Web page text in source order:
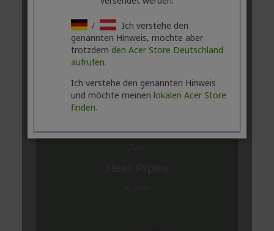
/
Ich verstehe den
genannten Hinweis, möchte aber
trotzdem den Acer Store Deutschland
aufrufen.
Ich verstehe den genannten Hinweis
und möchte meinen lokalen Acer Store
finden.